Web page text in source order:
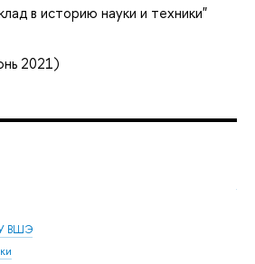
в историю науки и техники"
2021)
ВШЭ